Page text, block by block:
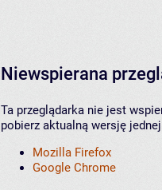
Niewspierana
Ta przeglądarka nie jest
pobierz aktualną wersję
Mozilla Firefox
Google Chrome